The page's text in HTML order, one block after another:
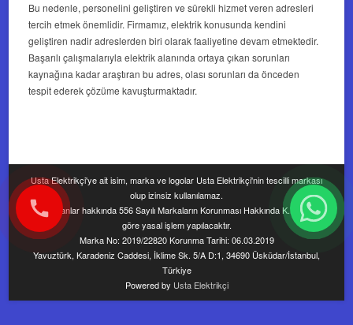
Bu nedenle, personelini geliştiren ve sürekli hizmet veren adresleri
tercih etmek önemlidir. Firmamız, elektrik konusunda kendini
geliştiren nadir adreslerden biri olarak faaliyetine devam etmektedir.
Başarılı çalışmalarıyla elektrik alanında ortaya çıkan sorunları
kaynağına kadar araştıran bu adres, olası sorunları da önceden
tespit ederek çözüme kavuşturmaktadır.
Usta Elektrikçi'ye ait isim, marka ve logolar Usta Elektrikçi'nin tescilli markası
olup izinsiz kullanılamaz.
Kullananlar hakkında 556 Sayılı Markaların Korunması Hakkında K.H.K'ye
göre yasal işlem yapılacaktır.
Marka No: 2019/22820 Korunma Tarihi: 06.03.2019
Yavuztürk, Karadeniz Caddesi, İklime Sk. 5/A D:1, 34690 Üsküdar/İstanbul,
Türkiye
Powered by Usta Elektrikçi